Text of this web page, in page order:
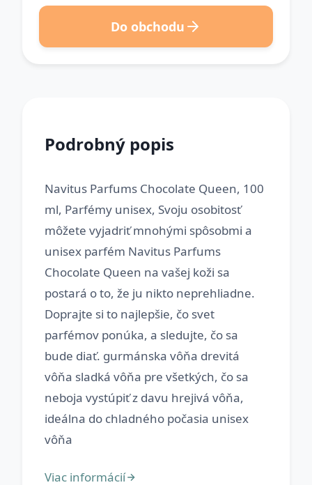
Do obchodu
Podrobný popis
Navitus Parfums Chocolate Queen, 100
ml, Parfémy unisex, Svoju osobitosť
môžete vyjadriť mnohými spôsobmi a
unisex parfém Navitus Parfums
Chocolate Queen na vašej koži sa
postará o to, že ju nikto neprehliadne.
Doprajte si to najlepšie, čo svet
parfémov ponúka, a sledujte, čo sa
bude diať. gurmánska vôňa drevitá
vôňa sladká vôňa pre všetkých, čo sa
neboja vystúpiť z davu hrejivá vôňa,
ideálna do chladného počasia unisex